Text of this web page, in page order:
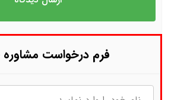
فرم درخواست
نام